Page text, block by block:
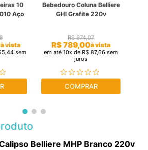
10
Aço
à vista
,44sem
Bebedouro Coluna Belliere
GHI Grafite 220v
R$ 974,07
R$789,00à vista
em até 10x de R$ 87,66 sem
juros
COMPRAR
Belliere MHP Branco 220v